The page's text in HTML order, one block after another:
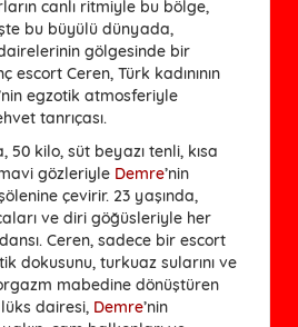
canlı ritmiyle bu bölge,
bu büyülü dünyada,
gölgesinde bir
escort Ceren, Türk kadınının
egzotik atmosferiyle
tanrıçası.
50 kilo, süt beyazı tenli, kısa
gözleriyle Demre’nin
çevirir. 23 yaşında,
ve diri göğüsleriyle her
Ceren, sadece bir escort
dokusunu, turkuaz sularını ve
mabedine dönüştüren
dairesi, Demre’nin